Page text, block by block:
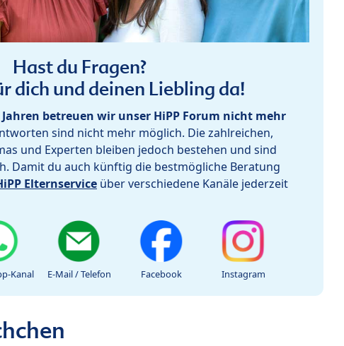
Hast du Fragen?
dich und deinen Liebling da!
betreuen wir unser HiPP Forum nicht mehr
sind nicht mehr möglich. Die zahlreichen,
und Experten bleiben jedoch bestehen und sind
Damit du auch künftig die bestmögliche Beratung
Elternservice über verschiedene Kanäle jederzeit
Kanal E-Mail / Telefon Facebook Instagram